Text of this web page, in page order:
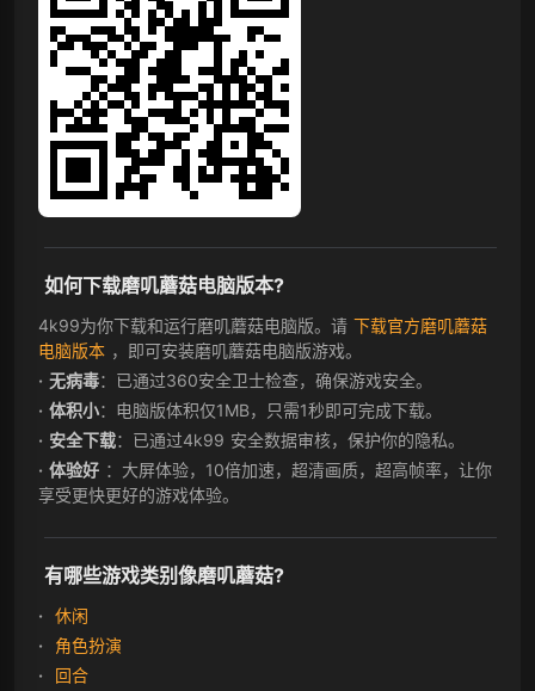
如何下载磨叽蘑菇电脑版本?
4k99为你下载和运行磨叽蘑菇电脑版。请 下载官方磨叽蘑菇
电脑版本 ，即可安装磨叽蘑菇电脑版游戏。
无病毒：已通过360安全卫士检查，确保游戏安全。
体积小：电脑版体积仅1MB，只需1秒即可完成下载。
安全下载：已通过4k99 安全数据审核，保护你的隐私。
体验好 ：大屏体验，10倍加速，超清画质，超高帧率，让你
享受更快更好的游戏体验。
有哪些游戏类别像磨叽蘑菇?
休闲
角色扮演
回合